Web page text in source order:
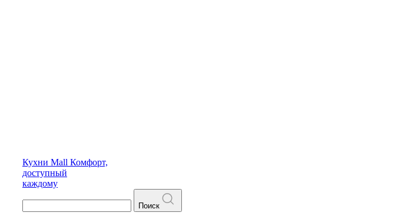
Кухни Mall Комфорт,
доступный
каждому
Поиск